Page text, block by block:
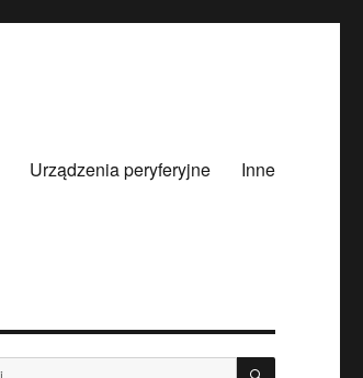
Urządzenia peryferyjne Inne
SZUKAJ